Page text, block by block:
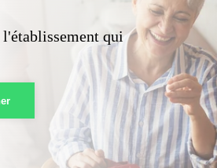
l'établissement qui